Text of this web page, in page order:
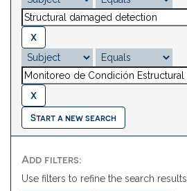
Start a new search
Add filters:
Use filters to refine the search results.